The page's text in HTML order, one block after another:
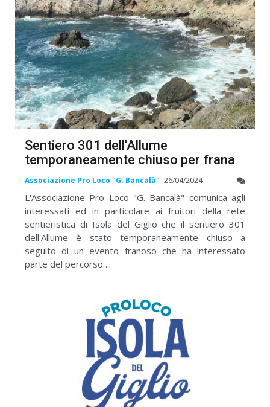
Sentiero 301 dell'Allume
temporaneamente chiuso per frana
Associazione Pro Loco "G. Bancalà" 26/04/2024
L'Associazione Pro Loco "G. Bancalà" comunica agli
interessati ed in particolare ai fruitori della rete
sentieristica di Isola del Giglio che il sentiero 301
dell'Allume è stato temporaneamente chiuso a
seguito di un evento franoso che ha interessato
parte del percorso ...